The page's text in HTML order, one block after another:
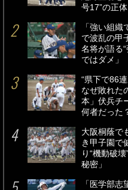
号17”の正体
「強い組
で波乱の甲
名将が語る
ではダメ」
“県下で86
なぜ敗れた
本」伏兵チ
何者だった
大阪桐蔭で
き甲子園で
り“機動破
秘密」
「医学部